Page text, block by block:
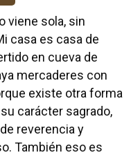
viene sola, sin
casa es casa de
en cueva de
mercaderes con
existe otra forma
carácter sagrado,
reverencia y
También eso es